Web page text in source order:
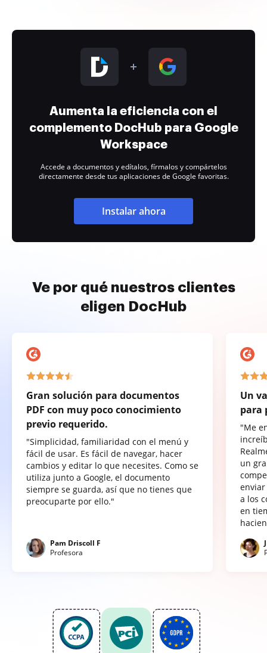
Aumenta la eficiencia con el
complemento DocHub para Google
Workspace
Accede a documentos y edítalos, fírmalos y compártelos
directamente desde tus aplicaciones de Google favoritas.
Instalar ahora
Ve por qué nuestros clientes
eligen DocHub
Gran solución para documentos
PDF con muy poco conocimiento
previo requerido.
"Simplicidad, familiaridad con el menú y
fácil de usar. Es fácil de navegar, hacer
cambios y editar lo que necesites. Como se
utiliza junto a Google, el documento
siempre se guarda, así que no tienes que
preocuparte por ello."
Pam Driscoll F
Profesora
Un
para
"Me
un
a los
en